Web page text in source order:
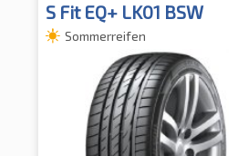
S Fit EQ+ LK01 BSW
Sommerreifen